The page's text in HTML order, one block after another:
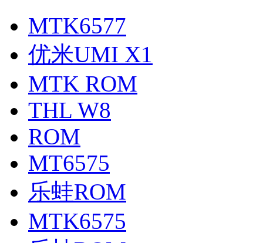
MTK6577
优米UMI X1
MTK ROM
THL W8
ROM
MT6575
乐蛙ROM
MTK6575